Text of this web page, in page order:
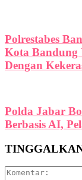
Polrestabes
Kota Bandung
Dengan
Polda Jabar
Berbasis AI,